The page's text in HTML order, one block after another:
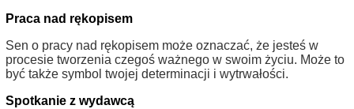
Praca nad rękopisem
Sen o pracy nad rękopisem może oznaczać, że jesteś w
procesie tworzenia czegoś ważnego w swoim życiu. Może to
być także symbol twojej determinacji i wytrwałości.
Spotkanie z wydawcą